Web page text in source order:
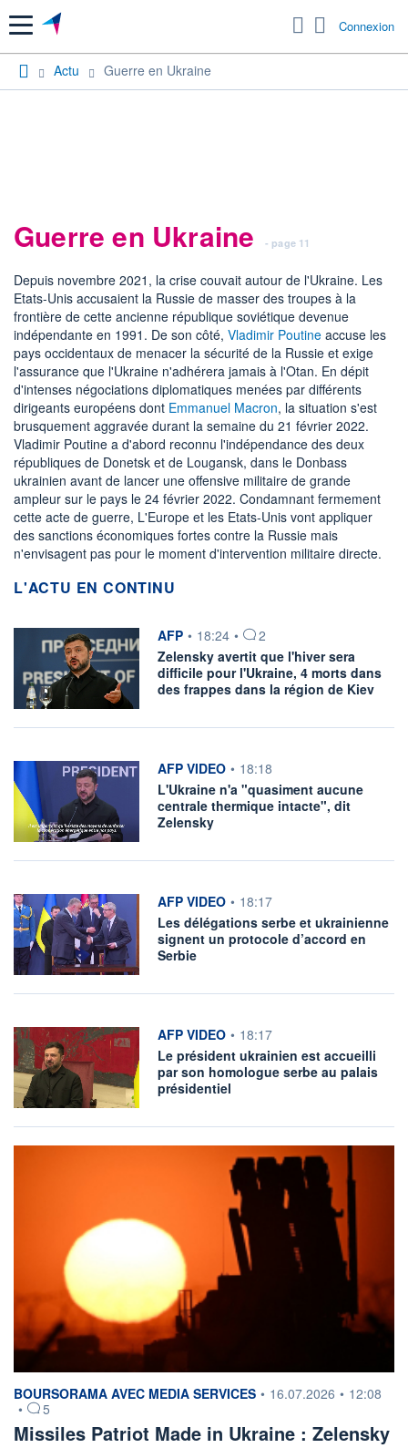
Menu Connexion
Actu Guerre en Ukraine
Guerre en Ukraine - page 11
Depuis novembre 2021, la crise couvait autour de l'Ukraine. Les
Etats-Unis accusaient la Russie de masser des troupes à la
frontière de cette ancienne république soviétique devenue
indépendante en 1991. De son côté, Vladimir Poutine accuse les
pays occidentaux de menacer la sécurité de la Russie et exige
l'assurance que l'Ukraine n'adhérera jamais à l'Otan. En dépit
d'intenses négociations diplomatiques menées par différents
dirigeants européens dont Emmanuel Macron, la situation s'est
brusquement aggravée durant la semaine du 21 février 2022.
Vladimir Poutine a d'abord reconnu l'indépendance des deux
républiques de Donetsk et de Lougansk, dans le Donbass
ukrainien avant de lancer une offensive militaire de grande
ampleur sur le pays le 24 février 2022. Condamnant fermement
cette acte de guerre, L'Europe et les Etats-Unis vont appliquer
des sanctions économiques fortes contre la Russie mais
n'envisagent pas pour le moment d'intervention militaire directe.
L'ACTU EN CONTINU
information fournie par
AFP • 18:24 •
2
Zelensky avertit que l'hiver sera
difficile pour l'Ukraine, 4 morts dans
des frappes dans la région de Kiev
information fournie par
AFP VIDEO • 18:18
L'Ukraine n'a "quasiment aucune
centrale thermique intacte", dit
Zelensky
information fournie par
AFP VIDEO • 18:17
Les délégations serbe et ukrainienne
signent un protocole d’accord en
Serbie
information fournie par
AFP VIDEO • 18:17
Le président ukrainien est accueilli
par son homologue serbe au palais
présidentiel
information fournie par
BOURSORAMA AVEC MEDIA SERVICES • 16.07.2026 • 12:08
•
5
Missiles Patriot Made in Ukraine : Zelensky